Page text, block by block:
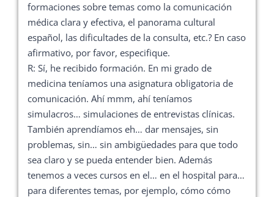
formaciones sobre temas como la comunicación
médica clara y efectiva, el panorama cultural
español, las dificultades de la consulta, etc.? En caso
afirmativo, por favor, especifique.
R: Sí, he recibido formación. En mi grado de
medicina teníamos una asignatura obligatoria de
comunicación. Ahí mmm, ahí teníamos
simulacros… simulaciones de entrevistas clínicas.
También aprendíamos eh… dar mensajes, sin
problemas, sin… sin ambigüedades para que todo
sea claro y se pueda entender bien. Además
tenemos a veces cursos en el… en el hospital para…
para diferentes temas, por ejemplo, cómo cómo